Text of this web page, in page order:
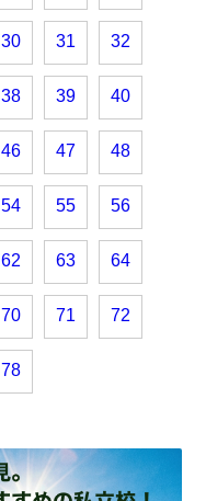
30 31 32
38 39 40
46 47 48
54 55 56
62 63 64
70 71 72
78